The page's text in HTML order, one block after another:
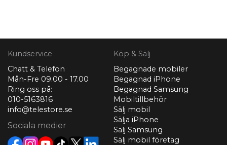
Kundservice
Chatt & Telefon
Mån-Fre 09.00 - 17.00
Ring oss på:
010-5163816
info@telestore.se
Sociala medier
Köp & Sälj
Begagnade mobiler
Begagnad iPhone
Begagnad Samsung
Mobiltillbehör
Sälj mobil
Sälja iPhone
Sälj Samsung
Sälj mobil företag